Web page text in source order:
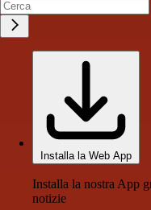
Installa la Web App
Installa la nostra App
notizie